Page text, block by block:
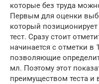
которые без труда
Первым для оценки
который позиционирует
тест. Сразу стоит
начинается с отметки в
позволяющие
мл. Поэтому этот
преимуществом теста и